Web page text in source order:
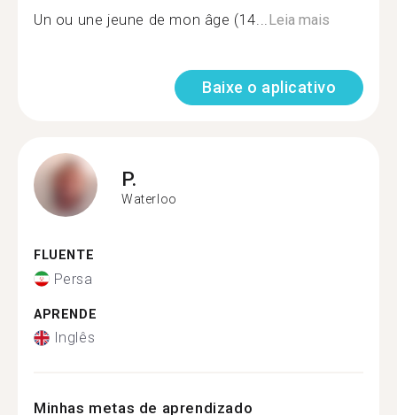
Un ou une jeune de mon âge (14...Leia mais
Baixe o aplicativo
P.
Waterloo
FLUENTE
Persa
APRENDE
Inglês
Minhas metas de aprendizado